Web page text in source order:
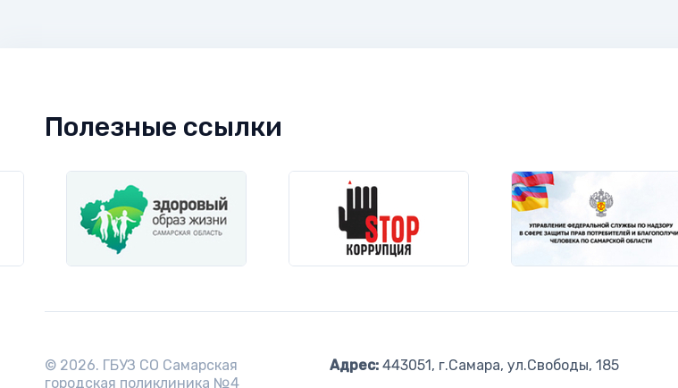
Полезные ссылки
© 2026. ГБУЗ СО Самарская
городская поликлиника №4
Адрес:443051, г.Самара, ул.Свободы, 185